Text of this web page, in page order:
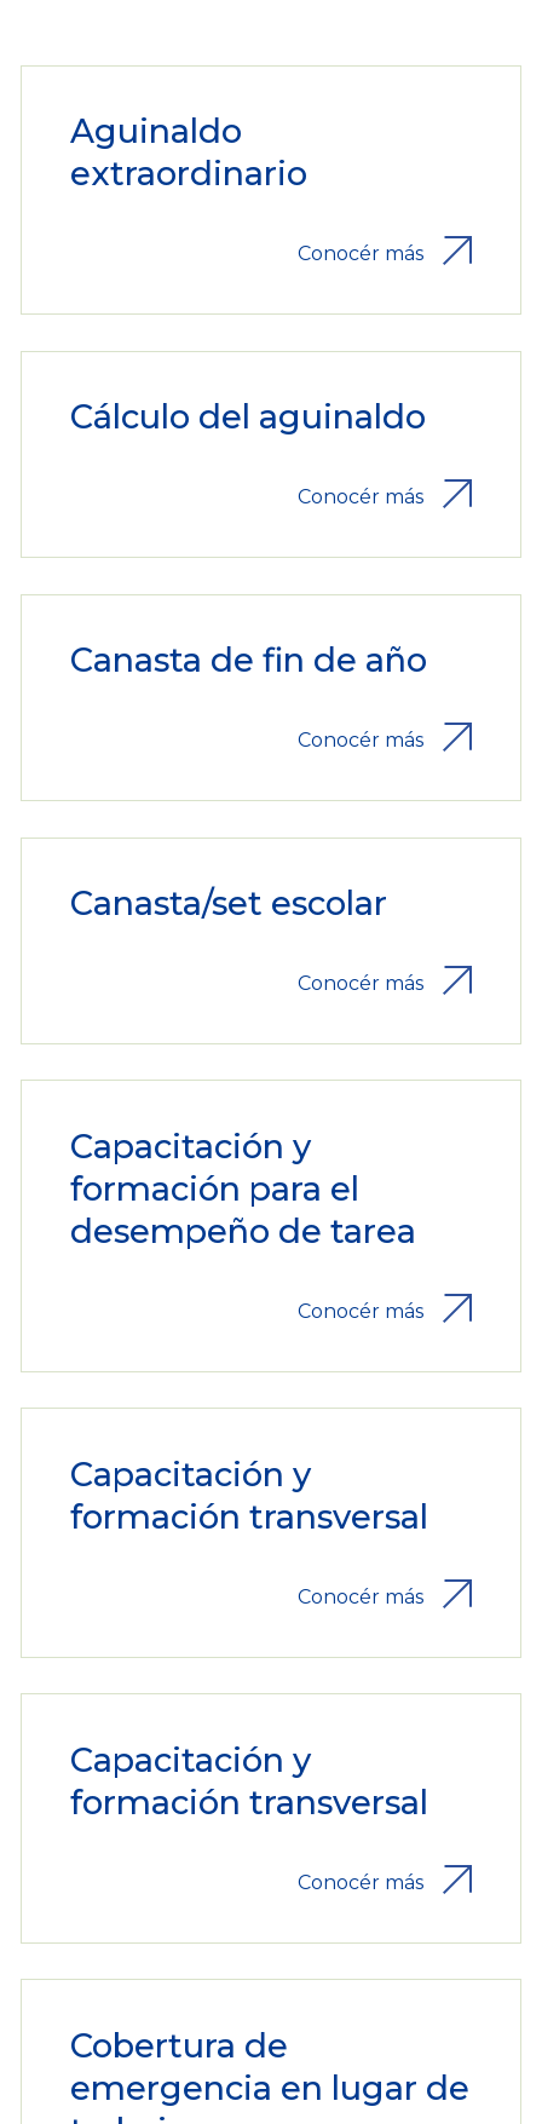
Aguinaldo
extraordinario
Conocér más
Cálculo del aguinaldo
Conocér más
Canasta de fin de año
Conocér más
Canasta/set escolar
Conocér más
Capacitación y
formación para el
desempeño de tarea
Conocér más
Capacitación y
formación transversal
Conocér más
Capacitación y
formación transversal
Conocér más
Cobertura de
emergencia en lugar de